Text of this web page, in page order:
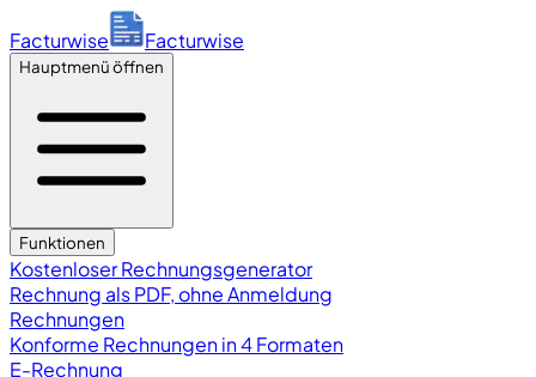
Facturwise Facturwise
Hauptmenü öffnen
Funktionen
Kostenloser Rechnungsgenerator
Rechnung als PDF, ohne Anmeldung
Rechnungen
Konforme Rechnungen in 4 Formaten
E-Rechnung